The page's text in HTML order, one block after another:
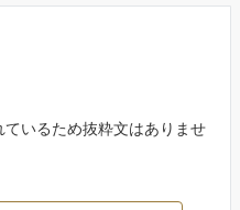
いるため抜粋文はありませ